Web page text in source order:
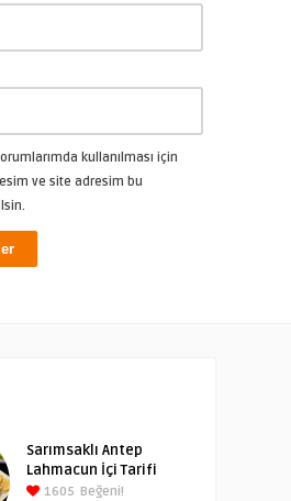
kullanılması için
ve site adresim bu
Sarımsaklı Antep
Lahmacun İçi Tarifi
1605 Beğeni!